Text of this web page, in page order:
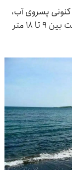
پسروی آب،
سطح آب دریای خزر تا سال ۲۱۰۰ ممکن است بین ۹ تا ۱۸ متر